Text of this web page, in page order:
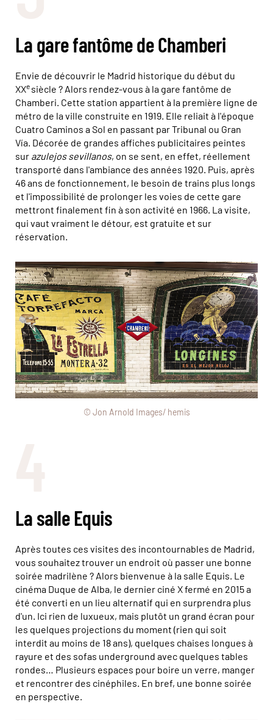
La gare fantôme de Chamberi
Envie de découvrir le Madrid historique du début du
XXe siècle ? Alors rendez-vous à la gare fantôme de
Chamberi. Cette station appartient à la première ligne de
métro de la ville construite en 1919. Elle reliait à l'époque
Cuatro Caminos a Sol en passant par Tribunal ou Gran
Vía. Décorée de grandes affiches publicitaires peintes
sur azulejos sevillanos, on se sent, en effet, réellement
transporté dans l'ambiance des années 1920. Puis, après
46 ans de fonctionnement, le besoin de trains plus longs
et l'impossibilité de prolonger les voies de cette gare
mettront finalement fin à son activité en 1966. La visite,
qui vaut vraiment le détour, est gratuite et sur
réservation.
© Jon Arnold Images/ hemis
La salle Equis
Après toutes ces visites des incontournables de Madrid,
vous souhaitez trouver un endroit où passer une bonne
soirée madrilène ? Alors bienvenue à la salle Equis. Le
cinéma Duque de Alba, le dernier ciné X fermé en 2015 a
été converti en un lieu alternatif qui en surprendra plus
d'un. Ici rien de luxueux, mais plutôt un grand écran pour
les quelques projections du moment (rien qui soit
interdit au moins de 18 ans), quelques chaises longues à
rayure et des sofas underground avec quelques tables
rondes… Plusieurs espaces pour boire un verre, manger
et rencontrer des cinéphiles. En bref, une bonne soirée
en perspective.